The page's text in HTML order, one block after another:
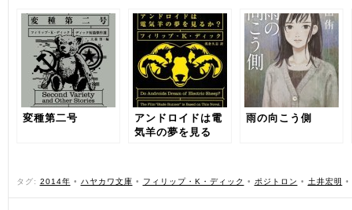
変種第二号
アンドロイドは電
気羊の夢を見る
雨の向こう側
タグ: 2014年 • ハヤカワ文庫 • フィリップ・K・ディック • ポジトロン • 土井宏明 •